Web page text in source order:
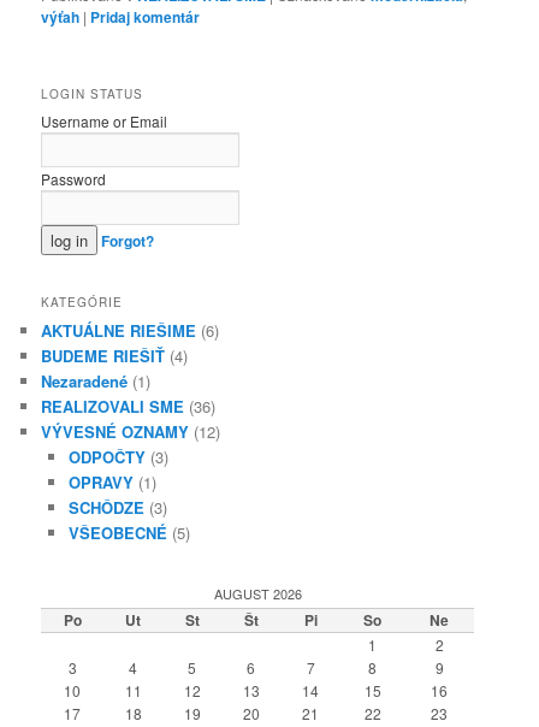
výťah | Pridaj komentár
LOGIN STATUS
Username or Email
Password
Forgot?
KATEGÓRIE
AKTUÁLNE RIEŠIME (6)
BUDEME RIEŠIŤ (4)
Nezaradené (1)
REALIZOVALI SME (36)
VÝVESNÉ OZNAMY (12)
ODPOČTY(3)
OPRAVY(1)
SCHÔDZE(3)
VŠEOBECNÉ(5)
AUGUST 2026
Po Ut St Št Pi So Ne
1
2
3
4 5 6 7 8
9
10
11 12 13 14 15
16
17
18 19 20 21 22
23